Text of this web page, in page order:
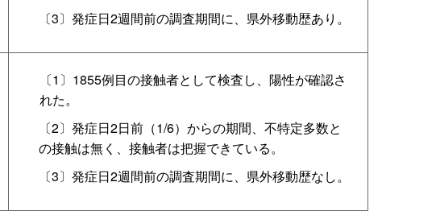
〔3〕発症日2週間前の調査期間に、県外移動歴あり。
〔1〕1855例目の接触者として検査し、陽性が確認さ
れた。
〔2〕発症日2日前（1/6）からの期間、不特定多数と
の接触は無く、接触者は把握できている。
〔3〕発症日2週間前の調査期間に、県外移動歴なし。